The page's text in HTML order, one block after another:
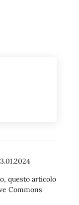
questo articolo
Commons